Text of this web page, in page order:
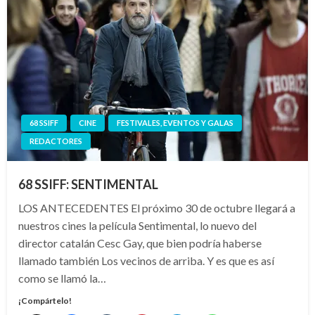
68 SSIFF CINE
FESTIVALES, EVENTOS Y GALAS
REDACTORES
68 SSIFF: SENTIMENTAL
LOS ANTECEDENTES El próximo 30 de octubre llegará a
nuestros cines la película Sentimental, lo nuevo del
director catalán Cesc Gay, que bien podría haberse
llamado también Los vecinos de arriba. Y es que es así
como se llamó la…
¡Compártelo!